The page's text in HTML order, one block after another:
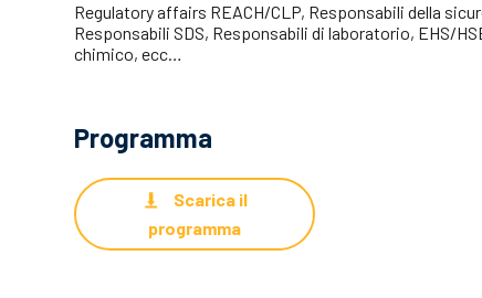
Regulatory affairs REACH/CLP, Responsabili della
Responsabili SDS, Responsabili di laboratorio, EHS/
chimico, ecc…
Programma
Scarica il
programma